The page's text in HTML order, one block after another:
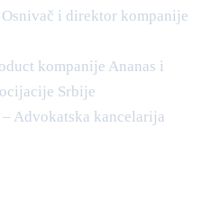
i direktor kompanije
kompanije Ananas i
Srbije
Advokatska kancelarija